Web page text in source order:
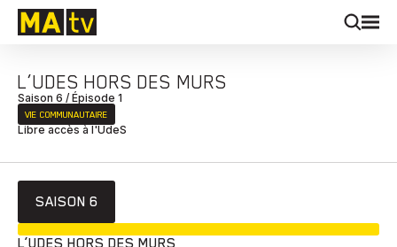
L’UDES HORS DES MURS
Saison 6 / Épisode 1
VIE COMMUNAUTAIRE
Libre accès à l'UdeS
SAISON 6
L’UDES HORS DES MURS